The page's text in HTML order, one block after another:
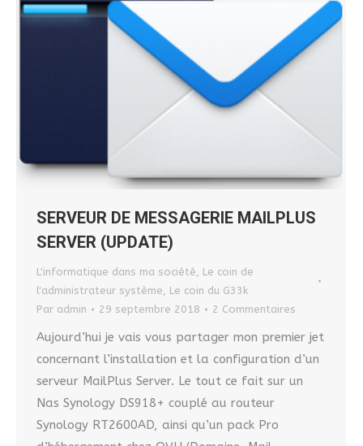
SERVEUR DE MESSAGERIE MAILPLUS
SERVER (UPDATE)
L'informatique dans ma société, Le coin de
l'administrateur système, Le coin du G33k
Par admin 29 septembre 2018 2 Commentaires
Aujourd’hui je vais vous partager mon premier jet
concernant l’installation et la configuration d’un
serveur MailPlus Server. Le tout ce fait sur un
Nas Synology DS918+ couplé au routeur
Synology RT2600AD, ainsi qu’un pack Pro